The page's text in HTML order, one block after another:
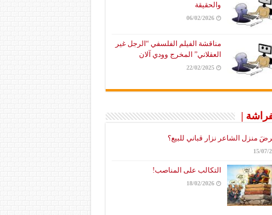
والحقيقة
06/02/2026
مناقشة الفيلم الفلسفي “الرجل غير
العقلاني” المخرج وودي آلان
22/02/2025
|
منزل الشاعر نزار قباني للبيع؟
15/07/
التكالب على المناصب!
18/02/2026